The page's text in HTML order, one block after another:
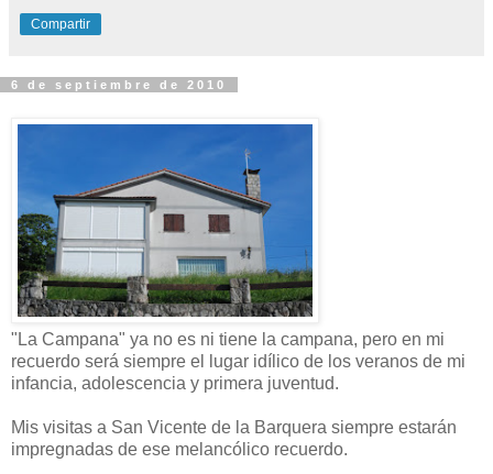
Compartir
6 de septiembre de 2010
"La Campana" ya no es ni tiene la campana, pero en mi
recuerdo será siempre el lugar idílico de los veranos de mi
infancia, adolescencia y primera juventud.
Mis visitas a San Vicente de la Barquera siempre estarán
impregnadas de ese melancólico recuerdo.